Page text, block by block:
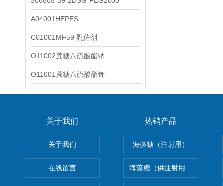
A04001HEPES
C01001MF59 乳佐剂
O11002蔗糖八硫酸酯钠
O11001蔗糖八硫酸酯钾
关于我们
关于我们
在线留言
热销产品
海藻糖（注射用）
海藻糖（供注射用）（无菌）